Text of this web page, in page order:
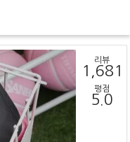
리뷰
1,681
평점
5.0